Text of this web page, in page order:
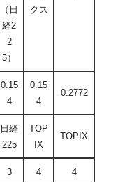
（日
経2
2
5）
クス
0.15
4
0.15
4
0.2772
日経
225
TOP
IX
TOPIX
3 4 4